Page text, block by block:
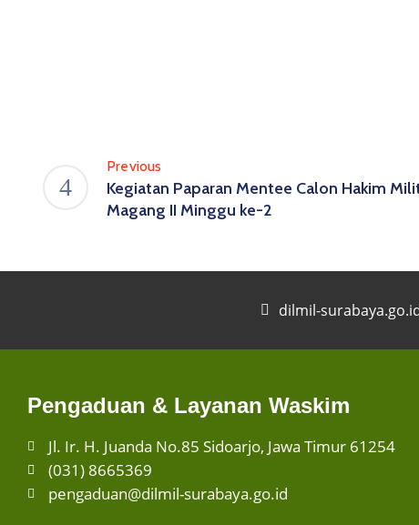
Previous
Kegiatan Paparan Mentee Calon Hakim
Magang II Minggu ke-2
dilmil-
Pengaduan & Layanan Waskim
Jl. Ir. H. Juanda No.85 Sidoarjo, Jawa Timur 61254
(031) 8665369
pengaduan@dilmil-surabaya.go.id